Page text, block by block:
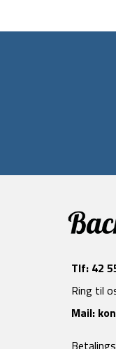
Tlf: 42
Ring til
Mail: